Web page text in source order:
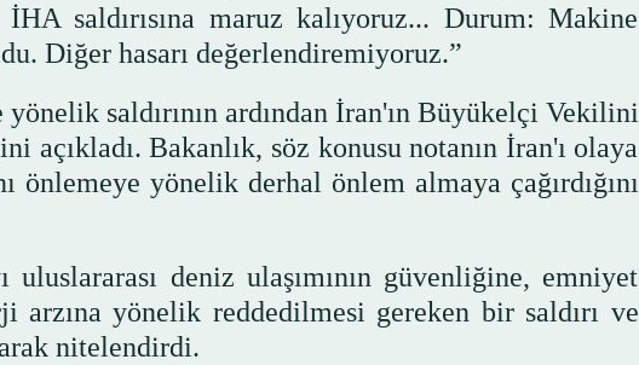
saldırısına maruz kalıyoruz... Durum: Makine
Diğer hasarı değerlendiremiyoruz.”
saldırının ardından İran'ın Büyükelçi Vekilini
açıkladı. Bakanlık, söz konusu notanın İran'ı olaya
önlemeye yönelik derhal önlem almaya çağırdığını
deniz ulaşımının güvenliğine, emniyet
arzına yönelik reddedilmesi gereken bir saldırı ve
nitelendirdi.